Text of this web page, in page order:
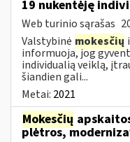
19 nukentėję
Web turinio sąrašas
Valstybinė mokesčių
informuoja, jog
individualią veiklą,
šiandien gali...
Metai: 2021
Mokesčių
plėtros,